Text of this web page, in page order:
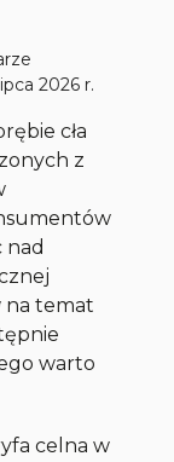
2026 r.
cła
z
nad
na temat
warto
celna w